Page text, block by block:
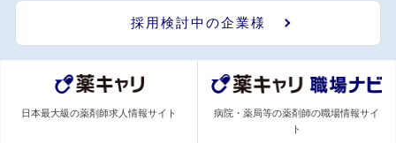
採用検討中の企業様
日本最大級の薬剤師求人情報サイト
病院・薬局等の薬剤師の職場情報サイ
ト